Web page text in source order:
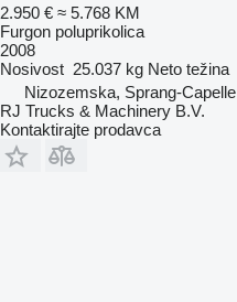
2.950 € ≈ 5.768 KM
Furgon poluprikolica
2008
Nosivost 25.037 kg Neto težina
Nizozemska, Sprang-Capelle
RJ Trucks & Machinery B.V.
Kontaktirajte prodavca